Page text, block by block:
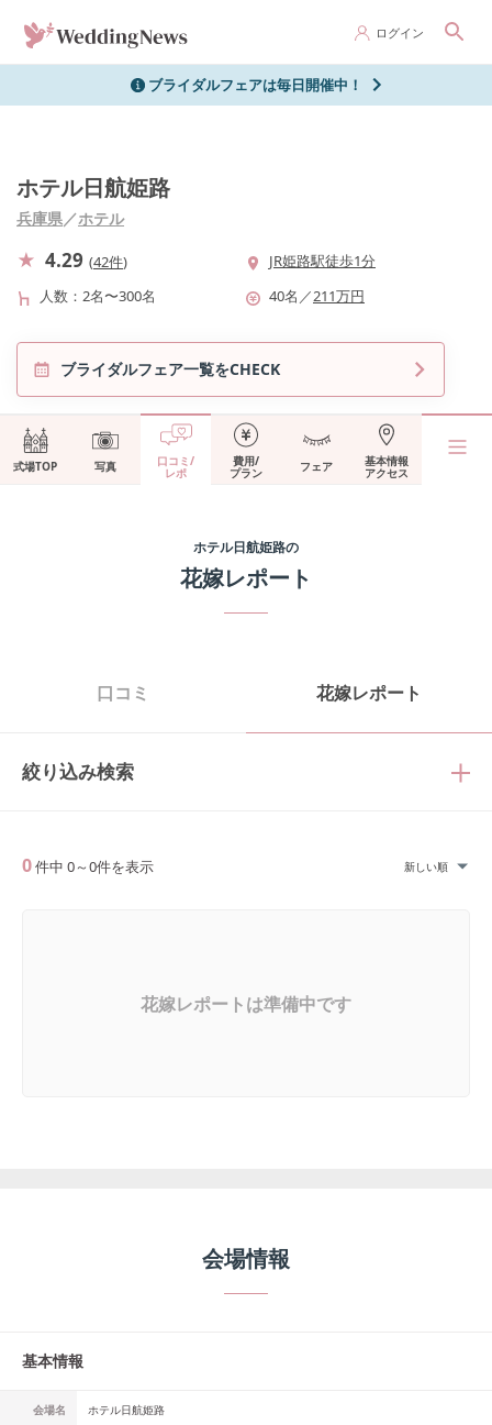
ログイン
ブライダルフェアは毎日開催中！
ホテル日航姫路
兵庫県／ホテル
4.29 (42件)
JR姫路駅徒歩1分
人数
2名〜300名 40名 ／211万円
ブライダルフェア一覧をCHECK
式場TOP 写真 口コミ/
レポ
費用/
プラン フェア 基本情報
アクセス
ホテル日航姫路の
花嫁レポート
口コミ 花嫁レポート
絞り込み検索
0件中 0～0件を表示 新しい順
花嫁レポートは準備中です
会場情報
基本情報
会場名 ホテル日航姫路